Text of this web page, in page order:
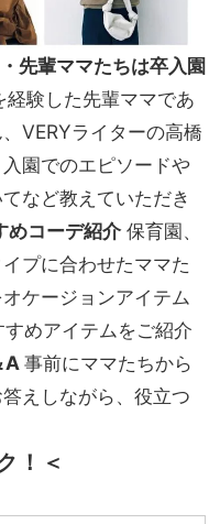
・先輩ママたちは卒入園
験した先輩ママであ
VERYライターの高橋
園でのエピソードや
など教えていただき
めコーデ紹介保育園、
プに合わせたママた
ケージョンアイテム
めアイテムをご紹介
A 事前にママたちから
えしながら、役立つ
！＜